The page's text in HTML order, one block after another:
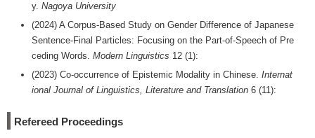
y. Nagoya University
(2024) A Corpus-Based Study on Gender Difference of Japanese
Sentence-Final Particles: Focusing on the Part-of-Speech of Pre
ceding Words. Modern Linguistics 12 (1):
(2023) Co-occurrence of Epistemic Modality in Chinese. Internat
ional Journal of Linguistics, Literature and Translation 6 (11):
Refereed Proceedings